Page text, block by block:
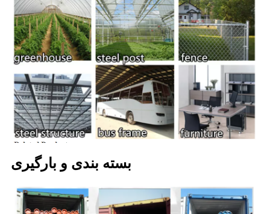
بسته بندی و بارگیری